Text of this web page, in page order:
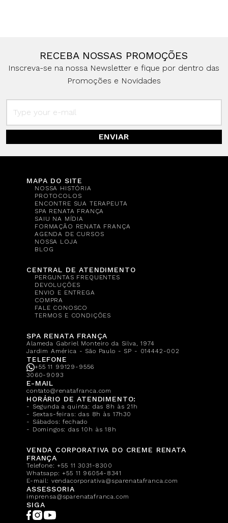
RECEBA NOSSAS PROMOÇÕES
Inscreva-se na nossa Newsletter e fique por dentro das
Promoções e Novidades
ENVIAR
MAPA DO SITE
NOSSA HISTÓRIA
PROTOCOLOS
ENCONTRE SUA TERAPEUTA
SPA RENATA FRANÇA
SAIU NA MÍDIA
FORMAÇÃO RENATA FRANÇA
AGENDA DE CURSOS
NOSSA LOJA
BLOG
CENTRAL DE ATENDIMENTO
PERGUNTAS FREQUENTES
DEVOLUÇÕES
ENVIO E ENTREGA
COMPRA
FALE CONOSCO
TERMOS E CONDIÇÕES
SPA RENATA FRANÇA
Alameda Gabriel Monteiro da Silva, 1974
Jardim América - São Paulo - SP - 014442-002
TELEFONE
+55 11 99129-9556
3060-9093
E-MAIL
contato@renatafranca.com
HORÁRIO DE ATENDIMENTO:
- Segunda a quinta: das 8h às 21h
- Sextas-feiras: das 8h às 17h30
- Sábados: fechado
- Domingos: das 10h às 18h
VENDA CORPORATIVA DO CREME RENATA
FRANÇA
Telefone:+55 11 3031-8300
Whatsapp:+55 11 96054-8341
E-mail: vendacorporativa@sparenatafranca.com
ASSESSORIA
imprensa@sparenatafranca.com
SIGA